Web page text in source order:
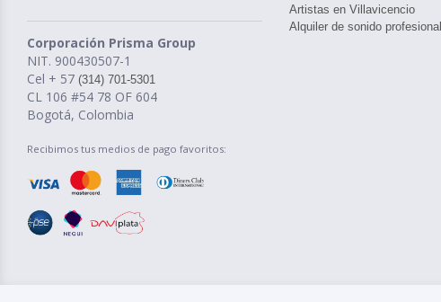
Corporación Prisma Group
NIT. 900430507-1
Cel + 57 (314) 701-5301
CL 106 #54 78 OF 604
Bogotá, Colombia
Recibimos tus medios de pago favoritos:
Artistas en Villavicencio
Alquiler de sonido profesional